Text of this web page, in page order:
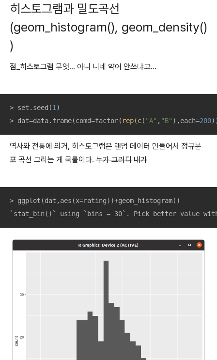
히스토그램과 밀도곡선
(geom_histogram(), geom_density()
)
점_히스토그램 무엇... 아니 니네 약어 안쓰냐고...
> set.seed(1 )
> dat=data.frame(comd=factor( rep(c( "A" , "B" ),each=200
역사와 전통에 의거, 히스토그램은 랜덤 데이터 만들어서 정규분
포 곡선 그리는 게 국룰이다. 누가 그러디 내가
> ggplot(dat,aes(x=rating))+geom_histogram()
`stat_bin()` using `bins = 30`. Pick better value